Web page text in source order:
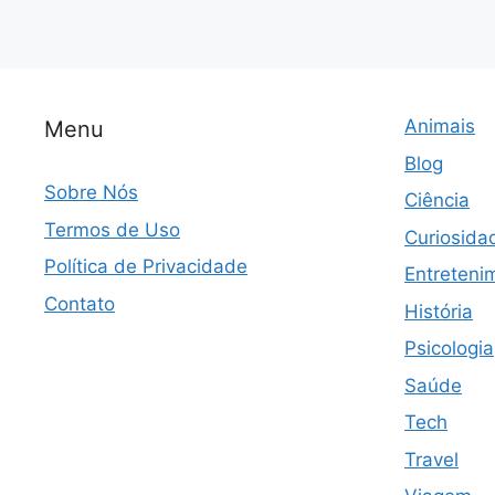
Menu
Sobre Nós
Termos de Uso
Política de Privacidade
Contato
Animais
Blog
Ciência
História
Psicologia
Saúde
Tech
Travel